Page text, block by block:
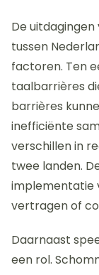
De
tussen
factoren. Ten
taalbarrières
barrières
inefficiënte
verschillen in
twee landen.
implementatie
vertragen of
Daarnaast
een rol.